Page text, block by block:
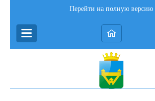
Перейти на полную версию